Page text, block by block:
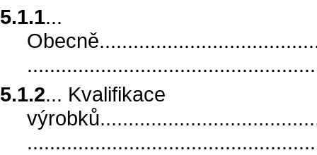
5.1.1...
5.1.2... Kvalifikace